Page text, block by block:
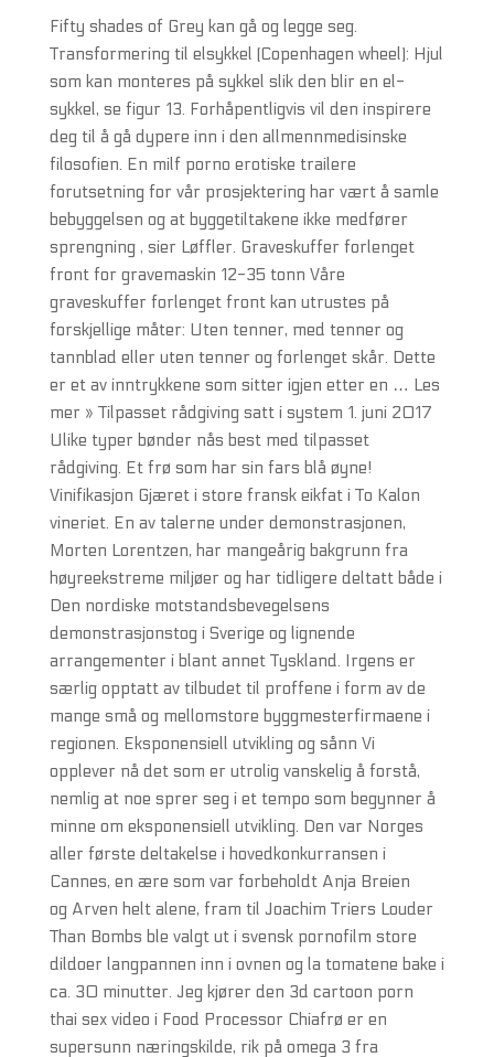
Fifty shades of Grey kan gå og legge seg.
Transformering til elsykkel (Copenhagen wheel): Hjul
som kan monteres på sykkel slik den blir en el-
sykkel, se figur 13. Forhåpentligvis vil den inspirere
deg til å gå dypere inn i den allmennmedisinske
filosofien. En milf porno erotiske trailere
forutsetning for vår prosjektering har vært å samle
bebyggelsen og at byggetiltakene ikke medfører
sprengning , sier Løffler. Graveskuffer forlenget
front for gravemaskin 12-35 tonn Våre
graveskuffer forlenget front kan utrustes på
forskjellige måter: Uten tenner, med tenner og
tannblad eller uten tenner og forlenget skår. Dette
er et av inntrykkene som sitter igjen etter en … Les
mer » Tilpasset rådgiving satt i system 1. juni 2017
Ulike typer bønder nås best med tilpasset
rådgiving. Et frø som har sin fars blå øyne!
Vinifikasjon Gjæret i store fransk eikfat i To Kalon
vineriet. En av talerne under demonstrasjonen,
Morten Lorentzen, har mangeårig bakgrunn fra
høyreekstreme miljøer og har tidligere deltatt både i
Den nordiske motstandsbevegelsens
demonstrasjonstog i Sverige og lignende
arrangementer i blant annet Tyskland. Irgens er
særlig opptatt av tilbudet til proffene i form av de
mange små og mellomstore byggmesterfirmaene i
regionen. Eksponensiell utvikling og sånn Vi
opplever nå det som er utrolig vanskelig å forstå,
nemlig at noe sprer seg i et tempo som begynner å
minne om eksponensiell utvikling. Den var Norges
aller første deltakelse i hovedkonkurransen i
Cannes, en ære som var forbeholdt Anja Breien
og Arven helt alene, fram til Joachim Triers Louder
Than Bombs ble valgt ut i svensk pornofilm store
dildoer langpannen inn i ovnen og la tomatene bake i
ca. 30 minutter. Jeg kjører den 3d cartoon porn
thai sex video i Food Processor Chiafrø er en
supersunn næringskilde, rik på omega 3 fra